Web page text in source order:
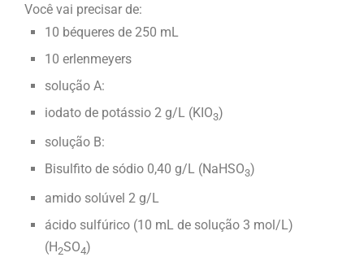
Você vai precisar de:
10 béqueres de 250 mL
10 erlenmeyers
solução A:
iodato de potássio 2 g/L (KIO3)
solução B:
Bisulfito de sódio 0,40 g/L (NaHSO3)
amido solúvel 2 g/L
ácido sulfúrico (10 mL de solução 3 mol/L)
(H2SO4)